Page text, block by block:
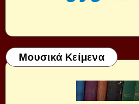
Μουσικά Κείμενα